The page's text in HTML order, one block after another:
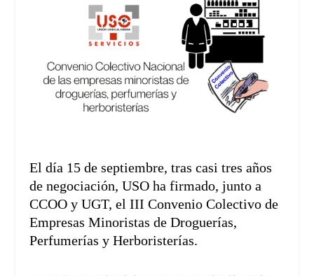
El día 15 de septiembre, tras casi tres años
de negociación, USO ha firmado, junto a
CCOO y UGT, el III Convenio Colectivo de
Empresas Minoristas de Droguerías,
Perfumerías y Herboristerías.